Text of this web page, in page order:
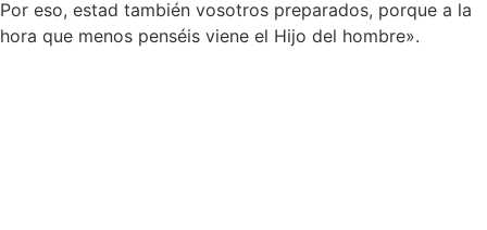
Por eso, estad también vosotros preparados, porque a la
hora que menos penséis viene el Hijo del hombre».